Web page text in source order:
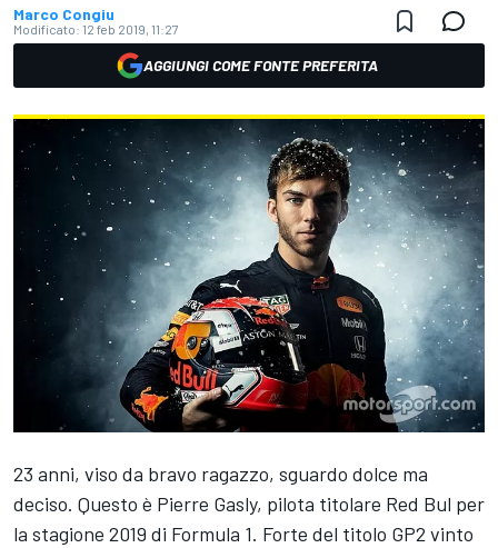
Marco Congiu
Modificato: 12 feb 2019, 11:27
AGGIUNGI COME FONTE PREFERITA
23 anni, viso da bravo ragazzo, sguardo dolce ma
deciso. Questo è Pierre Gasly, pilota titolare Red Bul per
la stagione 2019 di Formula 1. Forte del titolo GP2 vinto